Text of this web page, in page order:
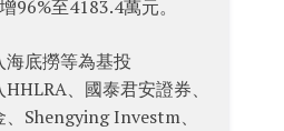
96%至4183.4萬元。
底撈等為基投
、國泰君安證券、
Shengying Investm、